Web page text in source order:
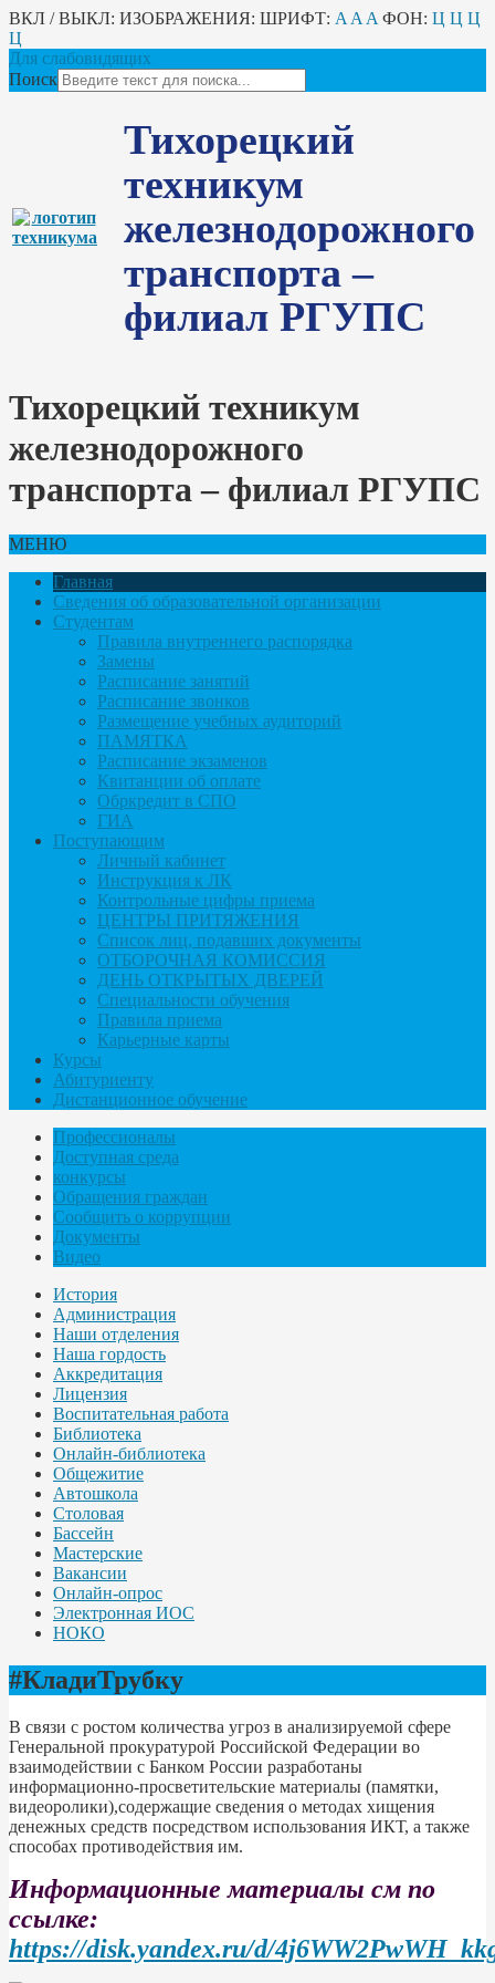
ВКЛ / ВЫКЛ: ИЗОБРАЖЕНИЯ: ШРИФТ: A A A ФОН: Ц Ц Ц
Ц
Для слабовидящих
Поиск
Тихорецкий
техникум
железнодорожного
транспорта –
филиал РГУПС
Тихорецкий техникум
железнодорожного
транспорта – филиал РГУПС
МЕНЮ
Главная
Сведения об образовательной организации
Студентам
Правила внутреннего распорядка
Замены
Расписание занятий
Расписание звонков
Размещение учебных аудиторий
ПАМЯТКА
Расписание экзаменов
Квитанции об оплате
Обркредит в СПО
ГИА
Поступающим
Личный кабинет
Инструкция к ЛК
Контрольные цифры приема
ЦЕНТРЫ ПРИТЯЖЕНИЯ
Список лиц, подавших документы
ОТБОРОЧНАЯ КОМИССИЯ
ДЕНЬ ОТКРЫТЫХ ДВЕРЕЙ
Специальности обучения
Правила приема
Карьерные карты
Курсы
Абитуриенту
Дистанционное обучение
Профессионалы
Доступная среда
конкурсы
Обращения граждан
Сообщить о коррупции
Документы
Видео
История
Администрация
Наши отделения
Наша гордость
Аккредитация
Лицензия
Воспитательная работа
Библиотека
Онлайн-библиотека
Общежитие
Автошкола
Столовая
Бассейн
Мастерские
Вакансии
Онлайн-опрос
Электронная ИОС
НОКО
#КладиТрубку
В связи с ростом количества угроз в анализируемой сфере
Генеральной прокуратурой Российской Федерации во
взаимодействии с Банком России разработаны
информационно-просветительские материалы (памятки,
видеоролики),содержащие сведения о методах хищения
денежных средств посредством использования ИКТ, а также
способах противодействия им.
Информационные материалы см по
ссылке:
https://disk.yandex.ru/d/